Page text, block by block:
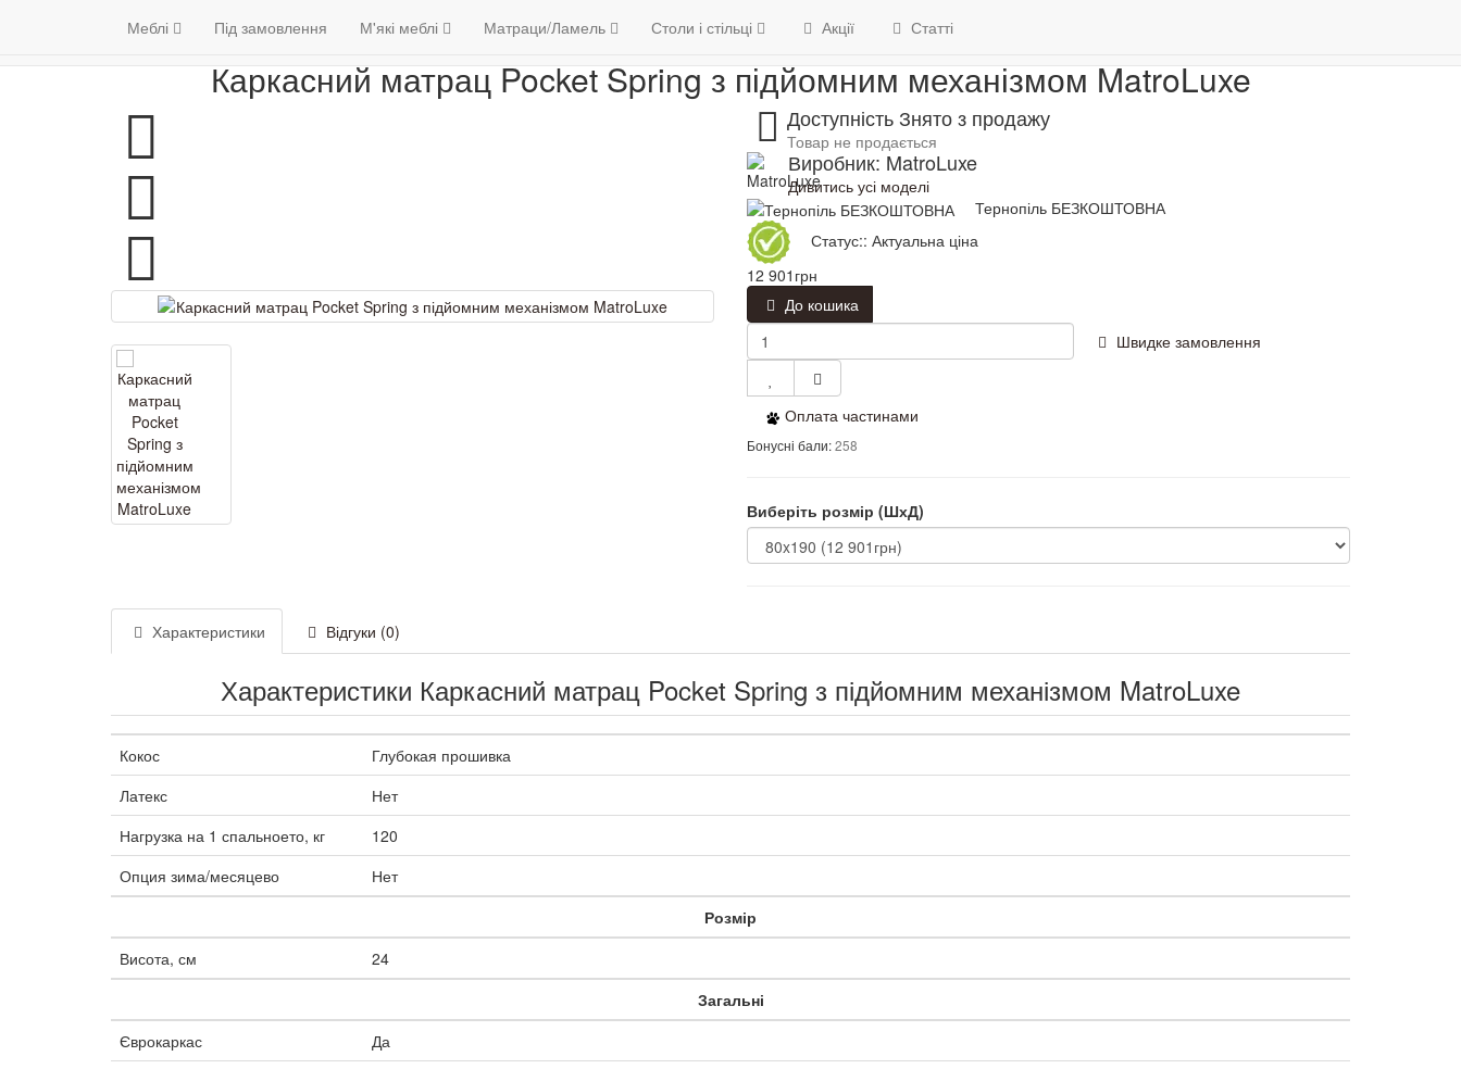
Меблі Венге (098) 79 39 176 Контакти
Меблі Під замовлення М'які меблі Матраци/Ламель Столи і стільці Акції Статті
Матраци/Ламель Матраци Каркасний матрац Pocket Spring з підйомним механізмом
Каркасний матрац Pocket Spring з підйомним механізмом MatroLuxe
Доступність Знято з продажу
Товар не продається
Виробник: MatroLuxe
Дивитись усі моделі
Тернопіль БЕЗКОШТОВНА
Статус:: Актуальна ціна
12 901грн
До кошика
Швидке замовлення
Оплата частинами
Бонусні бали:258
Виберіть розмір (ШхД)
Характеристики Відгуки (0)
Характеристики Каркасний матрац Pocket Spring з підйомним механізмом MatroLuxe
Кокос
Глубокая прошивка
Латекс
Нет
Нагрузка на 1 спальноето, кг
120
Опция зима/месяцево
Нет
Розмір
Висота, см
24
Загальні
Єврокаркас
Да